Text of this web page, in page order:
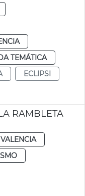
TEMÁTICA
ECLIPSI
RAMBLETA
VALENCIA